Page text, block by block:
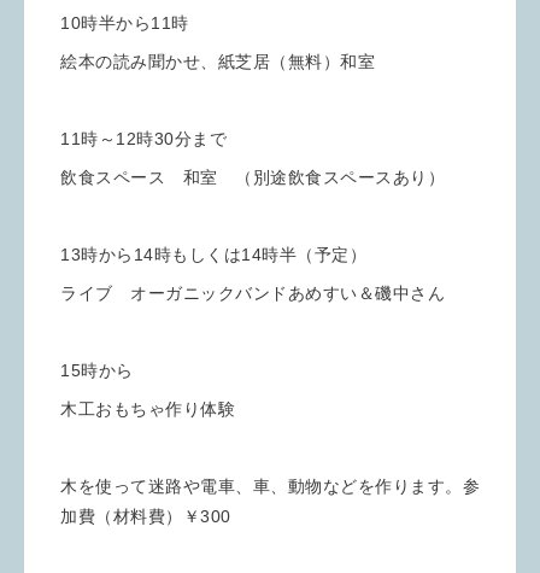
10時半から11時
絵本の読み聞かせ、紙芝居（無料）和室
11時～12時30分まで
飲食スペース 和室 （別途飲食スペースあり）
13時から14時もしくは14時半（予定）
ライブ オーガニックバンドあめすい＆磯中さん
15時から
木工おもちゃ作り体験
木を使って迷路や電車、車、動物などを作ります。参
加費（材料費）￥300